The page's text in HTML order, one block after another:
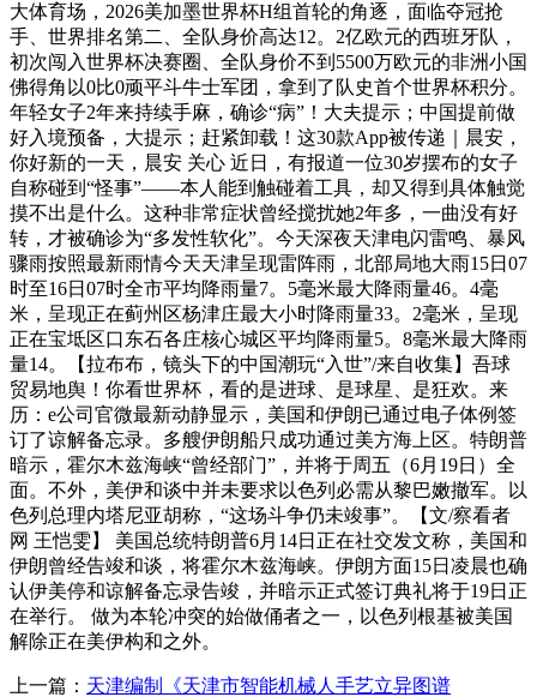
大体育场，2026美加墨世界杯H组首轮的角逐，面临夺冠抢
手、世界排名第二、全队身价高达12。2亿欧元的西班牙队，
初次闯入世界杯决赛圈、全队身价不到5500万欧元的非洲小国
佛得角以0比0顽平斗牛士军团，拿到了队史首个世界杯积分。
年轻女子2年来持续手麻，确诊“病”！大夫提示；中国提前做
好入境预备，大提示；赶紧卸载！这30款App被传递｜晨安，
你好新的一天，晨安 关心 近日，有报道一位30岁摆布的女子
自称碰到“怪事”——本人能到触碰着工具，却又得到具体触觉
摸不出是什么。这种非常症状曾经搅扰她2年多，一曲没有好
转，才被确诊为“多发性软化”。今天深夜天津电闪雷鸣、暴风
骤雨按照最新雨情今天天津呈现雷阵雨，北部局地大雨15日07
时至16日07时全市平均降雨量7。5毫米最大降雨量46。4毫
米，呈现正在蓟州区杨津庄最大小时降雨量33。2毫米，呈现
正在宝坻区口东石各庄核心城区平均降雨量5。8毫米最大降雨
量14。【拉布布，镜头下的中国潮玩“入世”/来自收集】吾球
贸易地舆！你看世界杯，看的是进球、是球星、是狂欢。来
历：e公司官微最新动静显示，美国和伊朗已通过电子体例签
订了谅解备忘录。多艘伊朗船只成功通过美方海上区。特朗普
暗示，霍尔木兹海峡“曾经部门”，并将于周五（6月19日）全
面。不外，美伊和谈中并未要求以色列必需从黎巴嫩撤军。以
色列总理内塔尼亚胡称，“这场斗争仍未竣事”。【文/察看者
网 王恺雯】 美国总统特朗普6月14日正在社交发文称，美国和
伊朗曾经告竣和谈，将霍尔木兹海峡。伊朗方面15日凌晨也确
认伊美停和谅解备忘录告竣，并暗示正式签订典礼将于19日正
在举行。 做为本轮冲突的始做俑者之一，以色列根基被美国
解除正在美伊构和之外。
上一篇： 天津编制《天津市智能机械人手艺立异图谱